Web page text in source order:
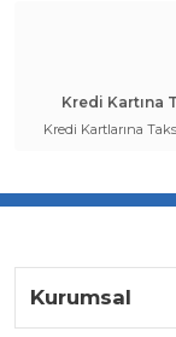
Kredi Kartına
Kredi Kartlarına
Kurumsal